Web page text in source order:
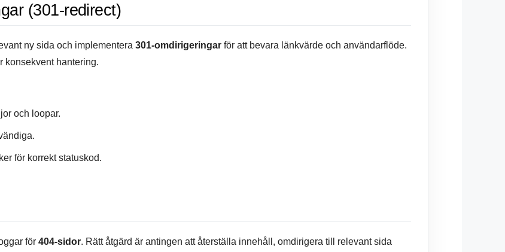
(301-redirect)
ny sida och implementera 301-omdirigeringar för att bevara länkvärde och användarflöde.
konsekvent hantering.
och loopar.
för korrekt statuskod.
för 404-sidor. Rätt åtgärd är antingen att återställa innehåll, omdirigera till relevant sida